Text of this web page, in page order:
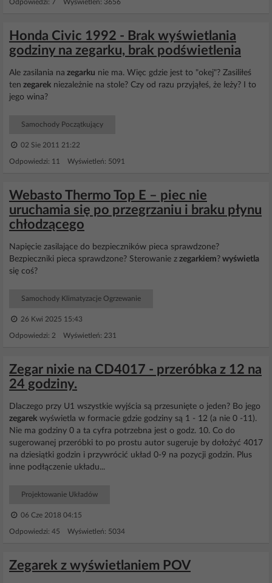
Odpowiedzi: 7 Wyświetleń: 3656
Honda Civic 1992 - Brak wyświetlania
godziny na zegarku, brak podświetlenia
Ale zasilania na zegarku nie ma. Więc gdzie jest to "okej"? Zasiliłeś
ten zegarek niezależnie na stole? Czy od razu przyjąłeś, że leży? I to
jego wina?
Samochody Początkujący
02 Sie 2011 21:22
Odpowiedzi: 11 Wyświetleń: 5091
Webasto Thermo Top E – piec nie
uruchamia się po przegrzaniu i braku płynu
chłodzącego
Napięcie zasilające do bezpieczników pieca sprawdzone?
Bezpieczniki pieca sprawdzone? Sterowanie z zegarkiem? wyświetla
się coś?
Samochody Klimatyzacje Ogrzewanie
26 Kwi 2025 15:43
Odpowiedzi: 2 Wyświetleń: 231
Zegar nixie na CD4017 - przeróbka z 12 na
24 godziny.
Dlaczego przy U1 wszystkie wyjścia są przesunięte o jeden? Bo jego
zegarek wyświetla w formacie gdzie godziny są 1 - 12 (a nie 0 -11).
Nie ma godziny 0 a ta cyfra potrzebna jest o godz. 10. Co do
sugerowanej przeróbki to po prostu autor sugeruje by dołożyć 4017
na dziesiątki godzin i przywrócić układ 0-9 na pozycji godzin. Plus
inne podłączenie układu...
Projektowanie Układów
06 Cze 2018 04:15
Odpowiedzi: 45 Wyświetleń: 5034
Zegarek z wyświetlaniem POV